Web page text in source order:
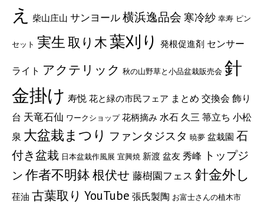
え
柴山庄山 サンヨール横浜逸品会 寒冷紗 幸寿 ピン
セット 実生 取り木葉刈り 発根促進剤 センサー
ライト アクテリック 秋の山野草と小品盆栽販売会 針
金掛け 寿悦 花と緑の市民フェア まとめ 交換会 飾り
台 天竜石仙 ワークショップ 花柄摘み 水石 久三 箒立ち 小松
泉 大盆栽まつり ファンタジスタ 暁夢 盆栽園 石
付き盆栽 日本盆栽作風展 宜興焼 新渡 盆友 秀峰 トップジ
ン 作者不明鉢根伏せ 藤樹園フェス 針金外し
荏油 古葉取り YouTube 張氏製陶 お富士さんの植木市